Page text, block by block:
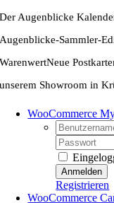
Zum
Inhalt
springen
Der Augenblicke
Augenblicke-Sammler-
WarenwertNeue
unserem Showroom in
WooCommerce
Username:
Password:
Registrieren
WooCommerce